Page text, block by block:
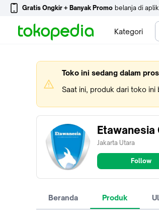
Gratis Ongkir + Banyak Promo belanja di
Kategori
Toko ini sedang dalam
Saat ini, produk dari toko
Etawanesia
Jakarta Utara
Follow
Beranda Produk